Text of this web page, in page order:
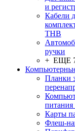
и
Кабели
THB
ручки
+ ЕЩЕ
Планки
Карты
Флеш-